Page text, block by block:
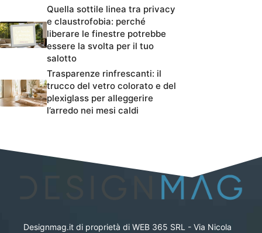
Quella sottile linea tra privacy
e claustrofobia: perché
liberare le finestre potrebbe
essere la svolta per il tuo
salotto
Trasparenze rinfrescanti: il
trucco del vetro colorato e del
plexiglass per alleggerire
l’arredo nei mesi caldi
Designmag.it di proprietà di WEB 365 SRL - Via Nicola